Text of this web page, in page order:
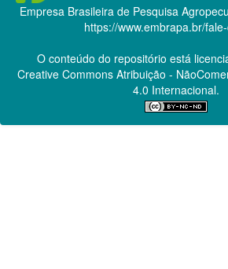
Empresa Brasileira de Pesquisa
https://www.embrapa.br/
O conteúdo do repositório está
Creative CommonsAtribuição -
4.0 Internacional.